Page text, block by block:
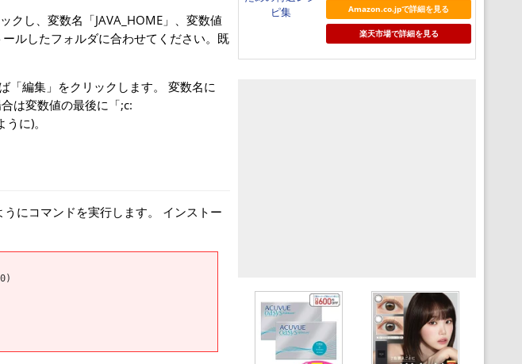
クし、変数名「JAVA_HOME」、変数値
ルしたフォルダに合わせてください。既
「編集」をクリックします。 変数名に
は変数値の最後に「;c:
に)。
にコマンドを実行します。 インストー
Amazon.co.jpで詳細を見る
楽天市場で詳細を見る